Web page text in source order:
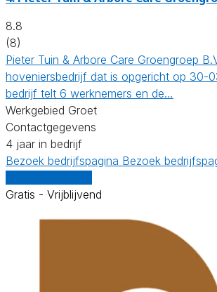
8.8
(8)
Pieter Tuin & Arbore Care Groengroep
hoveniersbedrijf dat is opgericht op 30-
bedrijf telt 6 werknemers en de…
Werkgebied Groet
Contactgegevens
4 jaar in bedrijf
Bezoek bedrijfspagina Bezoek
Gratis - Vrijblijvend